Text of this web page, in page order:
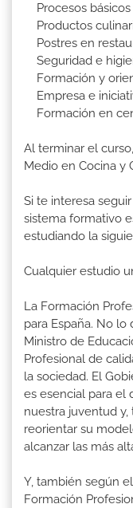
Procesos
Productos
Postres en
Seguridad e
Formación y
Empresa e
Formación en
Al terminar el
Medio en Cocina y
Si te interesa
sistema formativo
estudiando la
Cualquier estudio
La Formación
para España. No
Ministro de
Profesional de
la sociedad. El
es esencial para el
nuestra juventud y,
reorientar su
alcanzar las más
Y, también según
Formación